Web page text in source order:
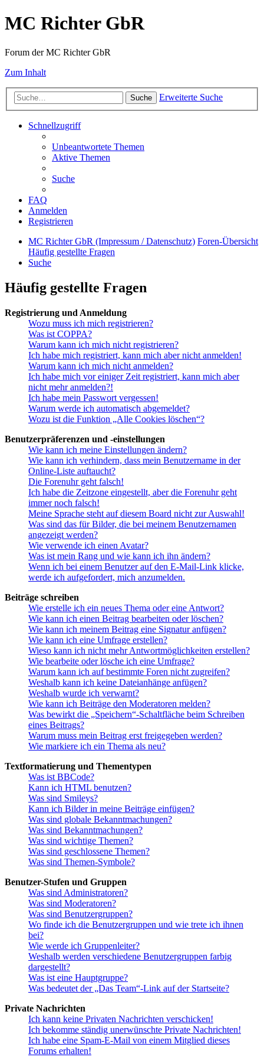
MC Richter GbR
Forum der MC Richter GbR
Zum Inhalt
Suche Erweiterte Suche
Schnellzugriff
Unbeantwortete Themen
Aktive Themen
Suche
FAQ
Anmelden
Registrieren
MC Richter GbR (Impressum / Datenschutz) Foren-Übersicht
Häufig gestellte Fragen
Suche
Häufig gestellte Fragen
Registrierung und Anmeldung
Wozu muss ich mich registrieren?
Was ist COPPA?
Warum kann ich mich nicht registrieren?
Ich habe mich registriert, kann mich aber nicht anmelden!
Warum kann ich mich nicht anmelden?
Ich habe mich vor einiger Zeit registriert, kann mich aber
nicht mehr anmelden?!
Ich habe mein Passwort vergessen!
Warum werde ich automatisch abgemeldet?
Wozu ist die Funktion „Alle Cookies löschen“?
Benutzerpräferenzen und -einstellungen
Wie kann ich meine Einstellungen ändern?
Wie kann ich verhindern, dass mein Benutzername in der
Online-Liste auftaucht?
Die Forenuhr geht falsch!
Ich habe die Zeitzone eingestellt, aber die Forenuhr geht
immer noch falsch!
Meine Sprache steht auf diesem Board nicht zur Auswahl!
Was sind das für Bilder, die bei meinem Benutzernamen
angezeigt werden?
Wie verwende ich einen Avatar?
Was ist mein Rang und wie kann ich ihn ändern?
Wenn ich bei einem Benutzer auf den E-Mail-Link klicke,
werde ich aufgefordert, mich anzumelden.
Beiträge schreiben
Wie erstelle ich ein neues Thema oder eine Antwort?
Wie kann ich einen Beitrag bearbeiten oder löschen?
Wie kann ich meinem Beitrag eine Signatur anfügen?
Wie kann ich eine Umfrage erstellen?
Wieso kann ich nicht mehr Antwortmöglichkeiten erstellen?
Wie bearbeite oder lösche ich eine Umfrage?
Warum kann ich auf bestimmte Foren nicht zugreifen?
Weshalb kann ich keine Dateianhänge anfügen?
Weshalb wurde ich verwarnt?
Wie kann ich Beiträge den Moderatoren melden?
Was bewirkt die „Speichern“-Schaltfläche beim Schreiben
eines Beitrags?
Warum muss mein Beitrag erst freigegeben werden?
Wie markiere ich ein Thema als neu?
Textformatierung und Thementypen
Was ist BBCode?
Kann ich HTML benutzen?
Was sind Smileys?
Kann ich Bilder in meine Beiträge einfügen?
Was sind globale Bekanntmachungen?
Was sind Bekanntmachungen?
Was sind wichtige Themen?
Was sind geschlossene Themen?
Was sind Themen-Symbole?
Benutzer-Stufen und Gruppen
Was sind Administratoren?
Was sind Moderatoren?
Was sind Benutzergruppen?
Wo finde ich die Benutzergruppen und wie trete ich ihnen
bei?
Wie werde ich Gruppenleiter?
Weshalb werden verschiedene Benutzergruppen farbig
dargestellt?
Was ist eine Hauptgruppe?
Was bedeutet der „Das Team“-Link auf der Startseite?
Private Nachrichten
Ich kann keine Privaten Nachrichten verschicken!
Ich bekomme ständig unerwünschte Private Nachrichten!
Ich habe eine Spam-E-Mail von einem Mitglied dieses
Forums erhalten!